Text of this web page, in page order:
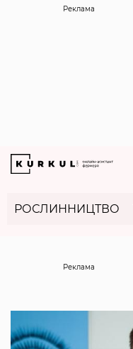
Реклама
РОСЛИННИЦТВО
Реклама